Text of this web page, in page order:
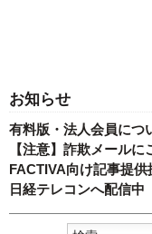
お知らせ
有料版・法人会員につ
【注意】詐欺メールに
FACTIVA向け記事提供
日経テレコンへ配信中